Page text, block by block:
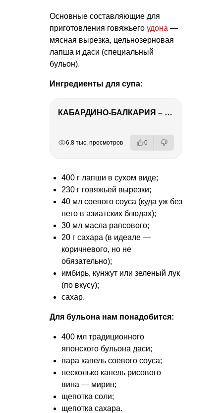
Основные составляющие для
приготовления говяжьего удона —
мясная вырезка, цельнозерновая
лапша и даси (специальный
бульон).
Ингредиенты для супа:
КАБАРДИНО-БАЛКАРИЯ – ПУТЕШЕСТВИЕ НА КАВКАЗ часть 3
6.8 тыс. просмотров 0
400 г лапши в сухом виде;
230 г говяжьей вырезки;
40 мл соевого соуса (куда уж без
него в азиатских блюдах);
30 мл масла рапсового;
20 г сахара (в идеале —
коричневого, но не
обязательно);
имбирь, кунжут или зеленый лук
(по вкусу);
сахар.
Для бульона нам понадобится:
400 мл традиционного
японского бульона даси;
пара капель соевого соуса;
несколько капель рисового
вина — мирин;
щепотка соли;
щепотка сахара.